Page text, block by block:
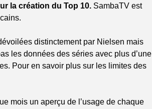
la création du Top 10. SambaTV est
distinctement par Nielsen mais
les données des séries avec plus d’une
Pour en savoir plus sur les limites des
mois un aperçu de l’usage de chaque